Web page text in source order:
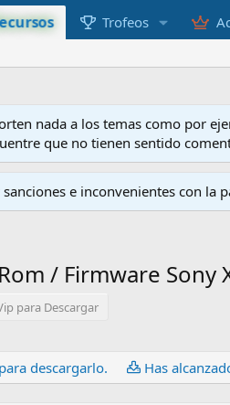
Trofeos
nada a los temas como por
que no tienen sentido
e inconvenientes con la
/ Firmware Sony
para Descargar
descargarlo. Has